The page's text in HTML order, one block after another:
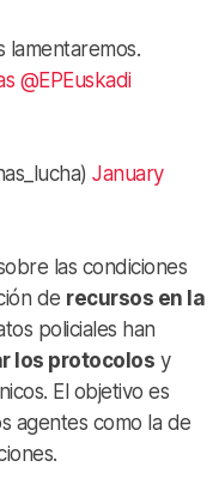
lamentaremos.
@EPEuskadi
January
las condiciones
de recursos en la
policiales han
los protocolos y
El objetivo es
agentes como la de